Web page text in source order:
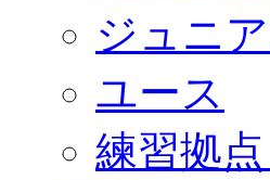
ジュニ
ユース
練習拠